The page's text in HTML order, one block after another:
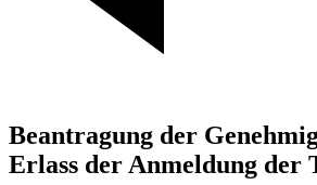
Beantragung der
Erlass der Anmeldung der